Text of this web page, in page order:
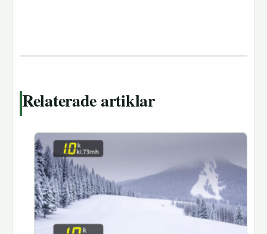
Relaterade artiklar